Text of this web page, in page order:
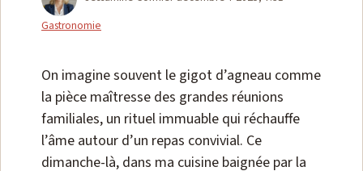
Gastronomie
On imagine souvent le gigot d’agneau comme
la pièce maîtresse des grandes réunions
familiales, un rituel immuable qui réchauffe
l’âme autour d’un repas convivial. Ce
dimanche-là, dans ma cuisine baignée par la